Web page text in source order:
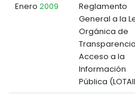
Enero 2009
Reglamento
General a la
Orgánica de
Acceso a la
Información
Pública